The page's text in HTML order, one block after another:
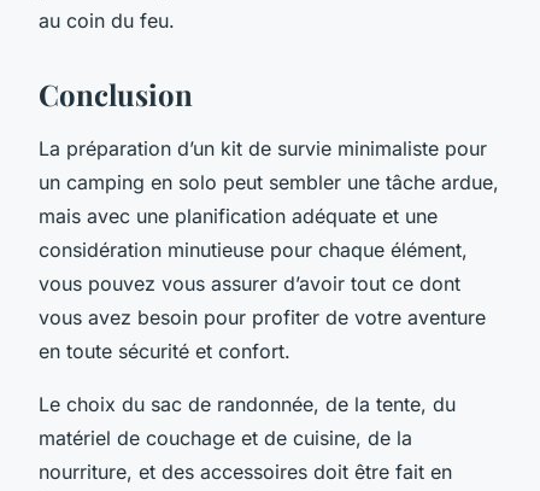
au coin du feu.
Conclusion
La préparation d’un kit de survie minimaliste pour
un camping en solo peut sembler une tâche ardue,
mais avec une planification adéquate et une
considération minutieuse pour chaque élément,
vous pouvez vous assurer d’avoir tout ce dont
vous avez besoin pour profiter de votre aventure
en toute sécurité et confort.
Le choix du sac de randonnée, de la tente, du
matériel de couchage et de cuisine, de la
nourriture, et des accessoires doit être fait en